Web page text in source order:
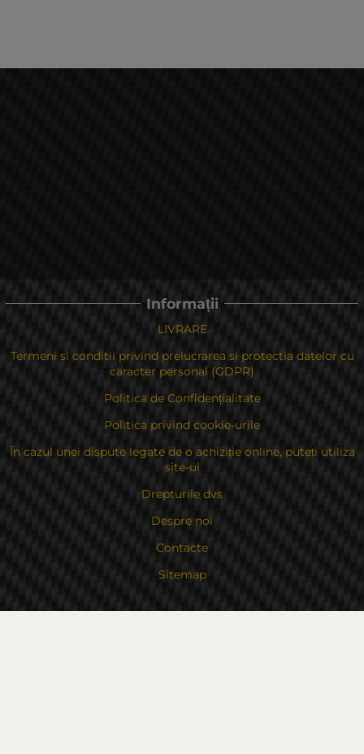
Informații
LIVRARE
Termeni si conditii privind prelucrarea si protectia datelor cu
caracter personal (GDPR)
Politica de Confidențialitate
Politica privind cookie-urile
În cazul unei dispute legate de o achiziție online, puteți utiliza
site-ul
Drepturile dvs
Despre noi
Contacte
Sitemap